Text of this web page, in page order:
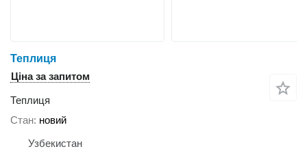
Теплиця
Ціна за запитом
Теплиця
Стан новий
Узбекистан